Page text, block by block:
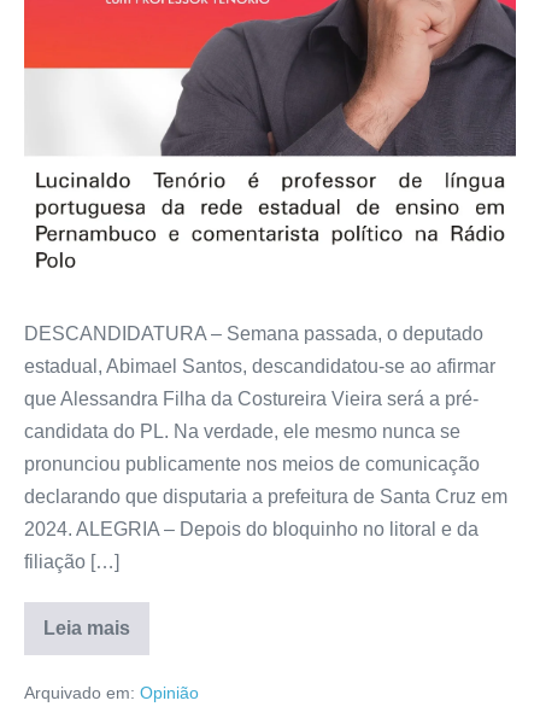
DESCANDIDATURA – Semana passada, o deputado
estadual, Abimael Santos, descandidatou-se ao afirmar
que Alessandra Filha da Costureira Vieira será a pré-
candidata do PL. Na verdade, ele mesmo nunca se
pronunciou publicamente nos meios de comunicação
declarando que disputaria a prefeitura de Santa Cruz em
2024. ALEGRIA – Depois do bloquinho no litoral e da
filiação […]
Leia mais
Arquivado em: Opinião